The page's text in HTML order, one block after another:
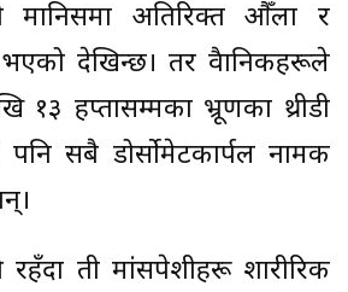
मानिसमा अतिरिक्त औँला र
देखिन्छ। तर वैज्ञानिकहरूले
१३ हप्तासम्मका भ्रूणका थ्रीडी
पनि सबै डोर्सोमेटकार्पल नामक
रहँदा ती मांसपेशीहरू शारीरिक